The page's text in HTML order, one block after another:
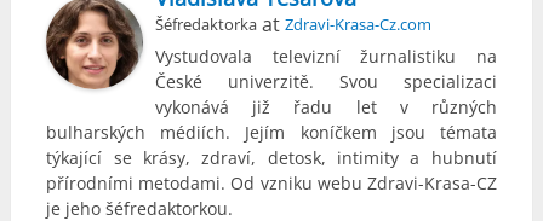
Šéfredaktorka atZdravi-Krasa-Cz.com
Vystudovala televizní žurnalistiku na
České univerzitě. Svou specializaci
vykonává již řadu let v různých
bulharských médiích. Jejím koníčkem jsou témata
týkající se krásy, zdraví, detosk, intimity a hubnutí
přírodními metodami. Od vzniku webu Zdravi-Krasa-CZ
je jeho šéfredaktorkou.